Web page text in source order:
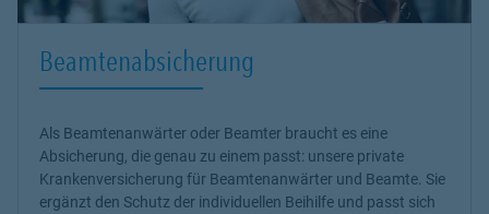
Beamtenabsicherung
Als Beamtenanwärter oder Beamter braucht es eine
Absicherung, die genau zu einem passt: unsere private
Krankenversicherung für Beamtenanwärter und Beamte. Sie
ergänzt den Schutz der individuellen Beihilfe und passt sich